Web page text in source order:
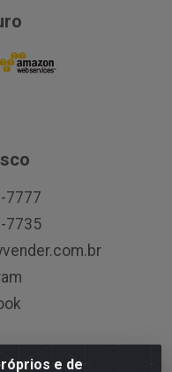
e de
7777
7735